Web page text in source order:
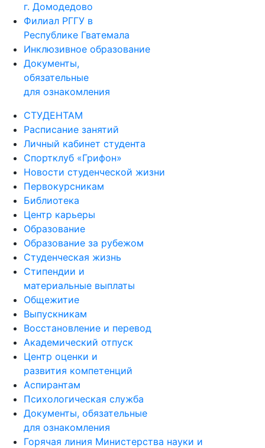
г. Домодедово
Филиал РГГУ в
Республике Гватемала
Инклюзивное образование
Документы,
обязательные
для ознакомления
СТУДЕНТАМ
Расписание занятий
Личный кабинет студента
Спортклуб «Грифон»
Новости студенческой жизни
Первокурсникам
Библиотека
Центр карьеры
Образование
Образование за рубежом
Студенческая жизнь
Стипендии и
материальные выплаты
Общежитие
Выпускникам
Восстановление и перевод
Академический отпуск
Центр оценки и
развития компетенций
Аспирантам
Психологическая служба
Документы, обязательные
для ознакомления
Горячая линия Министерства науки и